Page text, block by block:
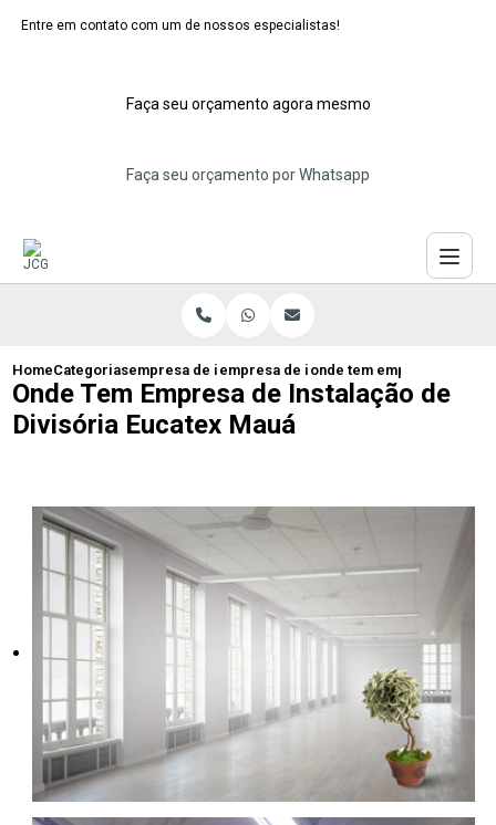
Entre em contato com um de nossos especialistas!
Faça seu orçamento agora mesmo
Faça seu orçamento por Whatsapp
HomeCategoriasempresa de instalacao de eucatex
empresa de instalacao de divisoria de
onde tem empresa de
Onde Tem Empresa de Instalação de
Divisória Eucatex Mauá